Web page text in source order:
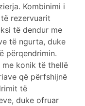
Kombinimi i
rezervuarit
të dendur me
të ngurta, duke
përqendrimin.
konik të thellë
që përfshijnë
të
duke ofruar